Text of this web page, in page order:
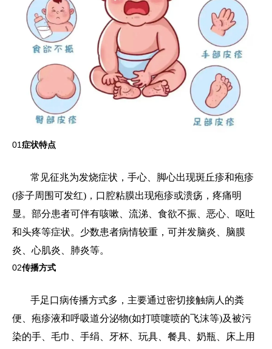
01症状特点
常见征兆为发烧症状，手心、脚心出现斑丘疹和疱疹
(疹子周围可发红)，口腔粘膜出现疱疹或溃疡，疼痛明
显。部分患者可伴有咳嗽、流涕、食欲不振、恶心、呕吐
和头疼等症状。少数患者病情较重，可并发脑炎、脑膜
炎、心肌炎、肺炎等。
02传播方式
手足口病传播方式多，主要通过密切接触病人的粪
便、疱疹液和呼吸道分泌物(如打喷嚏喷的飞沫等)及被污
染的手、毛巾、手绢、牙杯、玩具、餐具、奶瓶、床上用